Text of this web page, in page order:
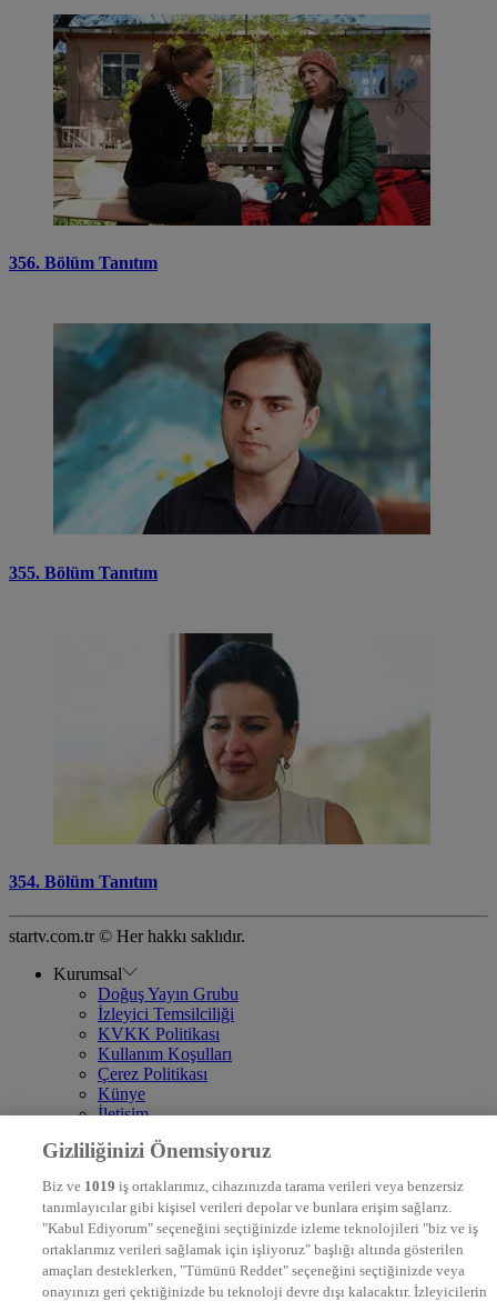
356. Bölüm Tanıtım
355. Bölüm Tanıtım
354. Bölüm Tanıtım
startv.com.tr © Her hakkı saklıdır.
Kurumsal
Doğuş Yayın Grubu
İzleyici Temsilciliği
KVKK Politikası
Kullanım Koşulları
Çerez Politikası
Künye
İletişim
DYG Televizyonlar
STAR
EURO STAR
KRAL POP TV
DYG Radyolar
NTV RADYO
KRAL FM
Gizliliğinizi Önemsiyoruz
Biz ve 1019 iş ortaklarımız, cihazınızda tarama verileri veya benzersiz
tanımlayıcılar gibi kişisel verileri depolar ve bunlara erişim sağlarız.
"Kabul Ediyorum" seçeneğini seçtiğinizde izleme teknolojileri "biz ve iş
ortaklarımız verileri sağlamak için işliyoruz" başlığı altında gösterilen
amaçları desteklerken, "Tümünü Reddet" seçeneğini seçtiğinizde veya
onayınızı geri çektiğinizde bu teknoloji devre dışı kalacaktır. İzleyicilerin